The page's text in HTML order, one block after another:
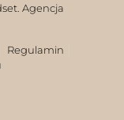
Agencja
Regulamin